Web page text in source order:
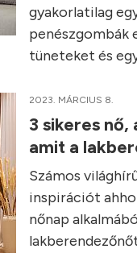
gyakorlatilag
penészgombák
tüneteket és
2023. MÁRCIUS 8.
3 sikeres
amit a
Számos
inspirációt
nőnap